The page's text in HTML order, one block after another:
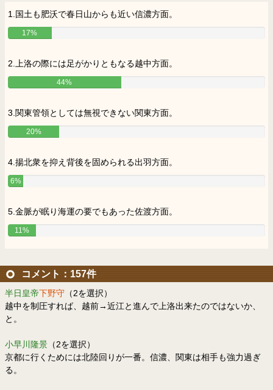
1.国土も肥沃で春日山からも近い信濃方面。
17%
2.上洛の際には足がかりともなる越中方面。
44%
3.関東管領としては無視できない関東方面。
20%
4.揚北衆を抑え背後を固められる出羽方面。
6%
5.金脈が眠り海運の要でもあった佐渡方面。
11%
コメント：157件
半日皇帝下野守 （2を選択）
越中を制圧すれば、越前→近江と進んで上洛出来たのではないか、
と。
小早川隆景 （2を選択）
京都に行くためには北陸回りが一番。信濃、関東は相手も強力過ぎ
る。